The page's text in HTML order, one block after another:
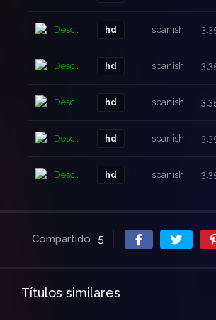
Descarga hd spanish
Descarga hd spanish
Descarga hd spanish
Descarga hd spanish
Descarga hd spanish
Compartido 5
Títulos similares